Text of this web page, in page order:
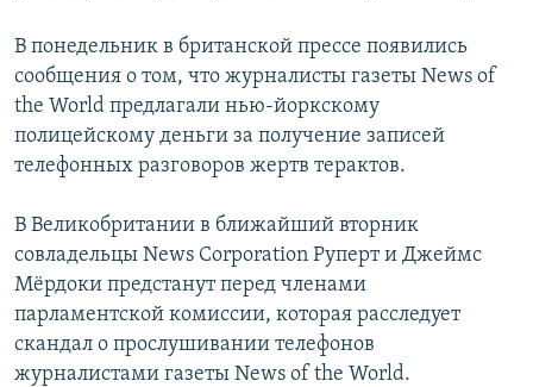
В понедельник в британской прессе появились
сообщения о том, что журналисты газеты News of
the World предлагали нью-йоркскому
полицейскому деньги за получение записей
телефонных разговоров жертв терактов.
В Великобритании в ближайший вторник
совладельцы News Corporation Руперт и Джеймс
Мёрдоки предстанут перед членами
парламентской комиссии, которая расследует
скандал о прослушивании телефонов
журналистами газеты News of the World.